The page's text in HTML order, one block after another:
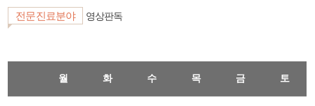
전문진료분야 영상판독
월 화 수 목 금 토